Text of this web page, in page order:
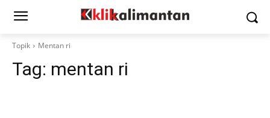
Topik Mentan ri
Tag: mentan ri